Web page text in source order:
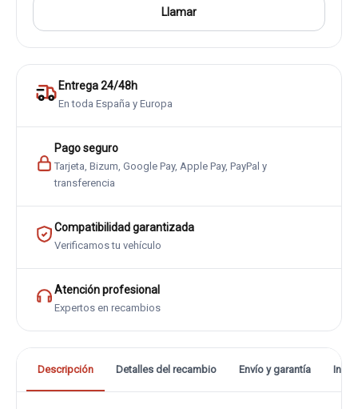
Llamar
Entrega 24/48h
En toda España y Europa
Pago seguro
Tarjeta, Bizum, Google Pay, Apple Pay, PayPal y
transferencia
Compatibilidad garantizada
Verificamos tu vehículo
Atención profesional
Expertos en recambios
Descripción Detalles del recambio Envío y garantía